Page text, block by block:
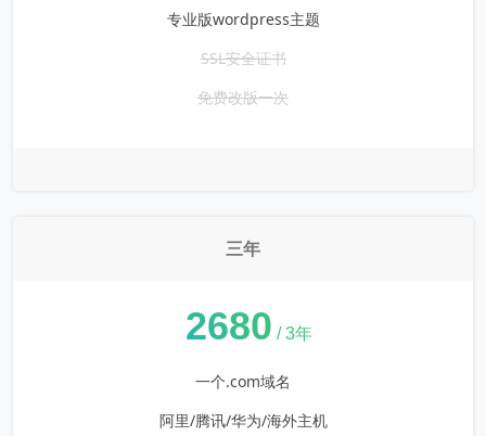
专业版wordpress主题
SSL安全证书
免费改版一次
三年
2680 / 3年
一个.com域名
阿里/腾讯/华为/海外主机